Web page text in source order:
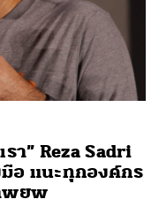
า” Reza Sadri
มือ แนะทุกองค์กร
พยพ